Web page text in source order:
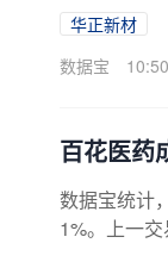
4%。据天
宝）近日该
华正新材
数据宝
10:50
百花医药
数据宝统计
1%。上一